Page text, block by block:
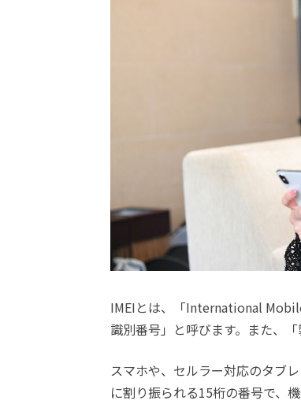
IMEIとは、「International
識別番号」と呼びます。また、
スマホや、セルラー対応のタブ
に割り振られる15桁の番号で、